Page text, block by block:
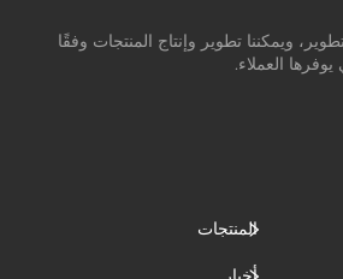
ويمكننا تطوير وإنتاج المنتجات وفقًا
العملاء.
المنتجات
أخبار